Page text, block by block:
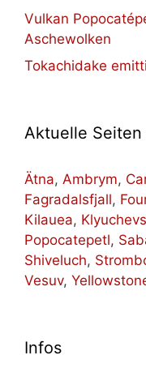
Vulkan
Aschewolken
Tokachidake
Aktuelle
Ätna, Ambrym,
Fagradalsfjall,
Kilauea,
Popocatepetl,
Shiveluch,
Vesuv,
Infos